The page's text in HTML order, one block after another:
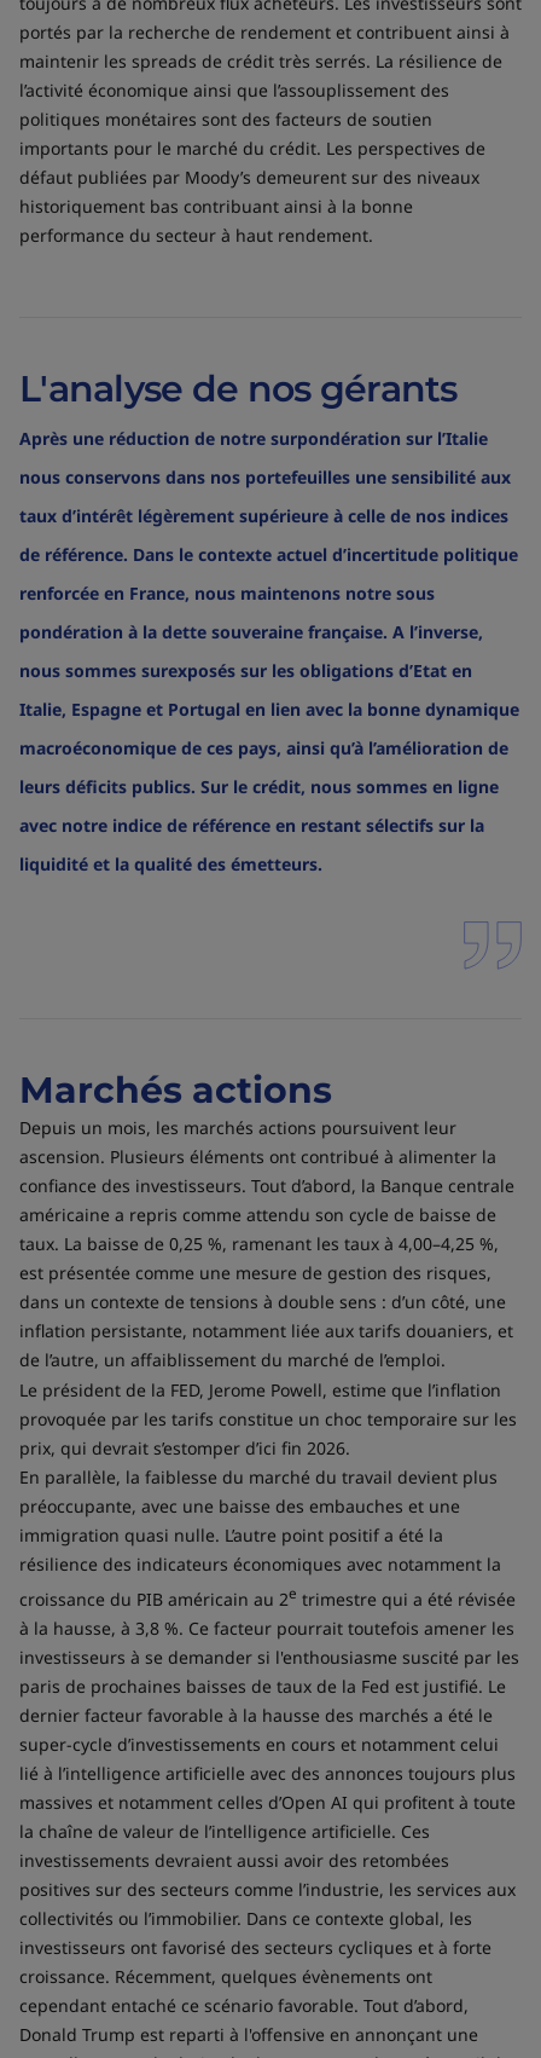
portés par la recherche de rendement et contribuent ainsi à
maintenir les spreads de crédit très serrés. La résilience de
l’activité économique ainsi que l’assouplissement des
politiques monétaires sont des facteurs de soutien
importants pour le marché du crédit. Les perspectives de
défaut publiées par Moody’s demeurent sur des niveaux
historiquement bas contribuant ainsi à la bonne
performance du secteur à haut rendement.
L'analyse de nos gérants
Après une réduction de notre surpondération sur l’Italie
nous conservons dans nos portefeuilles une sensibilité aux
taux d’intérêt légèrement supérieure à celle de nos indices
de référence. Dans le contexte actuel d’incertitude politique
renforcée en France, nous maintenons notre sous
pondération à la dette souveraine française. A l’inverse,
nous sommes surexposés sur les obligations d’Etat en
Italie, Espagne et Portugal en lien avec la bonne dynamique
macroéconomique de ces pays, ainsi qu’à l’amélioration de
leurs déficits publics. Sur le crédit, nous sommes en ligne
avec notre indice de référence en restant sélectifs sur la
liquidité et la qualité des émetteurs.
Marchés actions
Depuis un mois, les marchés actions poursuivent leur
ascension. Plusieurs éléments ont contribué à alimenter la
confiance des investisseurs. Tout d’abord, la Banque centrale
américaine a repris comme attendu son cycle de baisse de
taux. La baisse de 0,25 %, ramenant les taux à 4,00–4,25 %,
est présentée comme une mesure de gestion des risques,
dans un contexte de tensions à double sens : d’un côté, une
inflation persistante, notamment liée aux tarifs douaniers, et
de l’autre, un affaiblissement du marché de l’emploi.
Le président de la FED, Jerome Powell, estime que l’inflation
provoquée par les tarifs constitue un choc temporaire sur les
prix, qui devrait s’estomper d’ici fin 2026.
En parallèle, la faiblesse du marché du travail devient plus
préoccupante, avec une baisse des embauches et une
immigration quasi nulle. L’autre point positif a été la
résilience des indicateurs économiques avec notamment la
croissance du PIB américain au 2e trimestre qui a été révisée
à la hausse, à 3,8 %. Ce facteur pourrait toutefois amener les
investisseurs à se demander si l'enthousiasme suscité par les
paris de prochaines baisses de taux de la Fed est justifié. Le
dernier facteur favorable à la hausse des marchés a été le
super-cycle d’investissements en cours et notamment celui
lié à l’intelligence artificielle avec des annonces toujours plus
massives et notamment celles d’Open AI qui profitent à toute
la chaîne de valeur de l’intelligence artificielle. Ces
investissements devraient aussi avoir des retombées
positives sur des secteurs comme l’industrie, les services aux
collectivités ou l’immobilier. Dans ce contexte global, les
investisseurs ont favorisé des secteurs cycliques et à forte
croissance. Récemment, quelques évènements ont
cependant entaché ce scénario favorable. Tout d’abord,
Donald Trump est reparti à l'offensive en annonçant une